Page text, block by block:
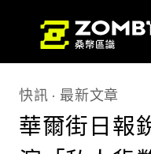
快訊 最新文章
華爾街日報